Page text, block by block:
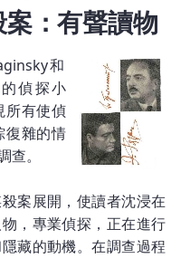
：有聲讀物
和
偵探小
所有使偵
復雜的情
。
案展開，使讀者沈浸在
，專業偵探，正在進行
藏的動機。在調查過程